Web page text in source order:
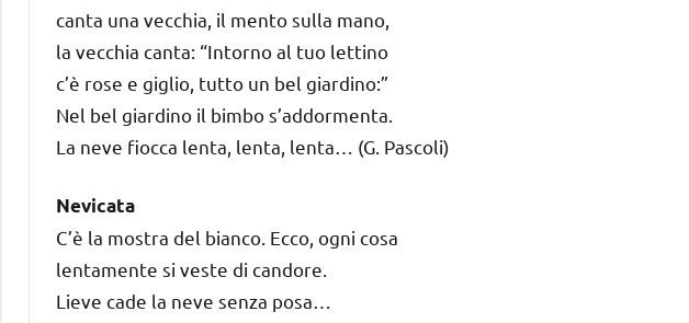
canta una vecchia, il mento sulla mano,
la vecchia canta: “Intorno al tuo lettino
c’è rose e giglio, tutto un bel giardino:”
Nel bel giardino il bimbo s’addormenta.
La neve fiocca lenta, lenta, lenta… (G. Pascoli)
Nevicata
C’è la mostra del bianco. Ecco, ogni cosa
lentamente si veste di candore.
Lieve cade la neve senza posa…